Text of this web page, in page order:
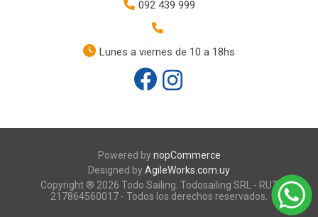
092 439 999
Lunes a viernes de 10 a 18hs
Powered bynopCommerce
Designed byAgileWorks.com.uy
Copyright ® 2026 Todo Sailing. Todosailing SRL - RUT
217864560017 - Todos los derechos reservados.